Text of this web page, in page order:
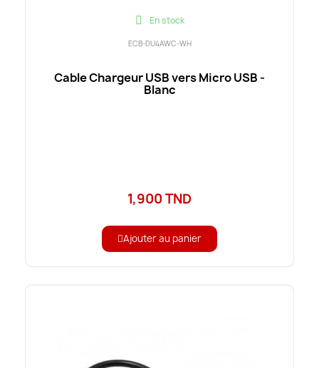
En stock
ECB-DU4AWC-WH
Cable Chargeur USB vers Micro USB -
Blanc
1,900 TND
Ajouter au panier